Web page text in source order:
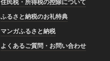
住民税・所得税の控除について
ふるさと納税のお礼特典
マンガふるさと納税
よくあるご質問・お問い合わせ